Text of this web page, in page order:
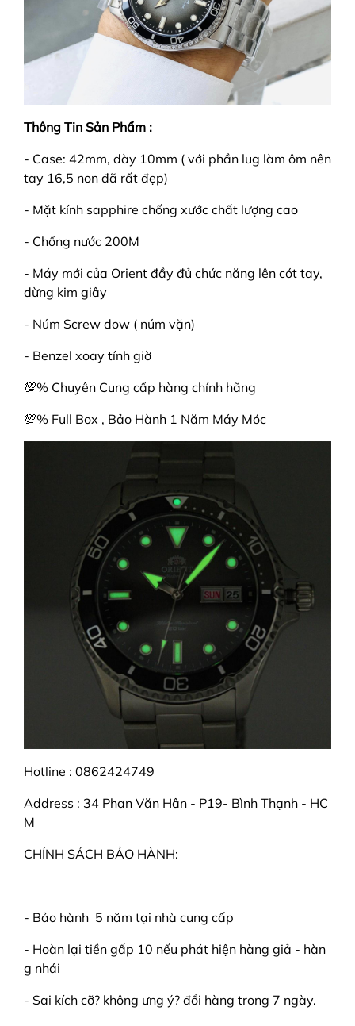
Thông Tin Sản Phẩm :
- Case: 42mm, dày 10mm ( với phần lug làm ôm nên
tay 16,5 non đã rất đẹp)
- Mặt kính sapphire chống xước chất lượng cao
- Chống nước 200M
- Máy mới của Orient đầy đủ chức năng lên cót tay,
dừng kim giây
- Núm Screw dow ( núm vặn)
- Benzel xoay tính giờ
💯% Chuyên Cung cấp hàng chính hãng
💯% Full Box , Bảo Hành 1 Năm Máy Móc
Hotline : 0862424749
Address : 34 Phan Văn Hân - P19- Bình Thạnh - HC
M
CHÍNH SÁCH BẢO HÀNH:
- Bảo hành 5 năm tại nhà cung cấp
- Hoàn lại tiền gấp 10 nếu phát hiện hàng giả - hàn
g nhái
- Sai kích cỡ? không ưng ý? đổi hàng trong 7 ngày.